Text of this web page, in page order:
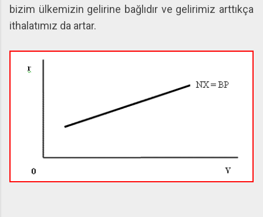
bizim ülkemizin gelirine bağlıdır ve gelirimiz arttıkça
ithalatımız da artar.